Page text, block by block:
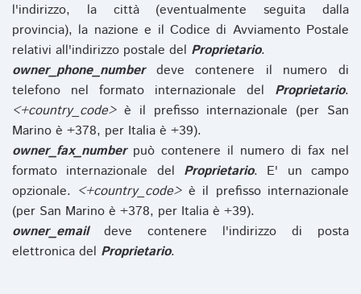
l'indirizzo, la città (eventualmente seguita dalla
provincia), la nazione e il Codice di Avviamento Postale
relativi all'indirizzo postale del Proprietario.
owner_phone_numberdeve contenere il numero di
telefono nel formato internazionale del Proprietario.
<+country_code>è il prefisso internazionale (per San
Marino è +378, per Italia è +39).
owner_fax_numberpuò contenere il numero di fax nel
formato internazionale del Proprietario. E' un campo
opzionale. <+country_code>è il prefisso internazionale
(per San Marino è +378, per Italia è +39).
owner_emaildeve contenere l'indirizzo di posta
elettronica del Proprietario.